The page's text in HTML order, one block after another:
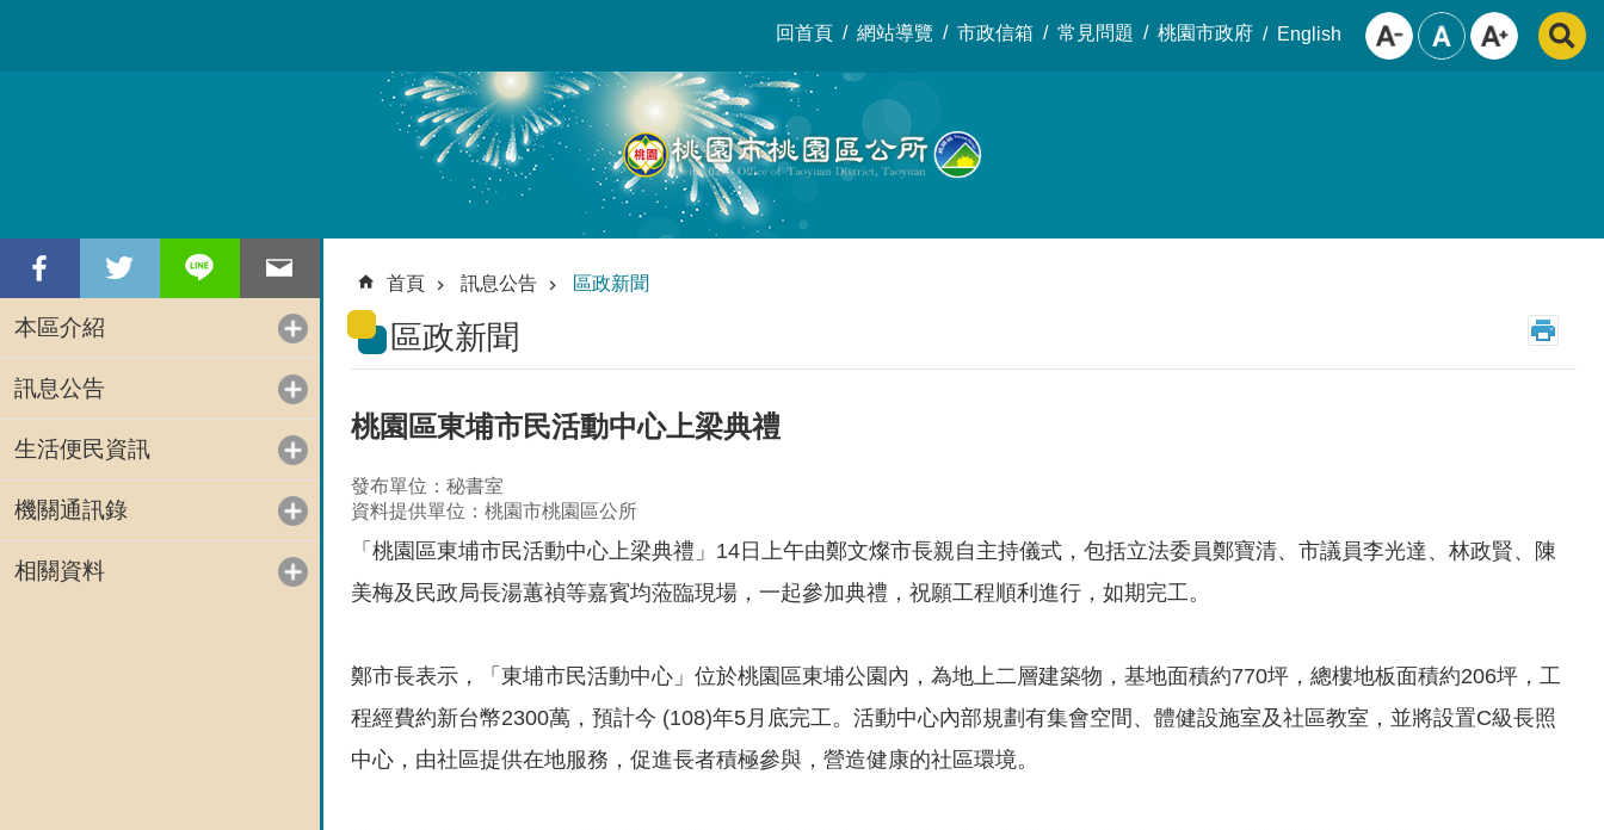
回首頁 網站導覽 市政信箱 常見問題 桃園市政府 English
本區介紹
訊息公告
生活便民資訊
機關通訊錄
相關資料
首頁 訊息公告 區政新聞
區政新聞
桃園區東埔市民活動中心上梁典禮
發布單位：秘書室
資料提供單位：桃園市桃園區公所
「桃園區東埔市民活動中心上梁典禮」14日上午由鄭文燦市長親自主持儀式，包括立法委員鄭寶清、市議員李光達、林政賢、陳
美梅及民政局長湯蕙禎等嘉賓均蒞臨現場，一起參加典禮，祝願工程順利進行，如期完工。
鄭市長表示，「東埔市民活動中心」位於桃園區東埔公園內，為地上二層建築物，基地面積約770坪，總樓地板面積約206坪，工
程經費約新台幣2300萬，預計今 (108)年5月底完工。活動中心內部規劃有集會空間、體健設施室及社區教室，並將設置C級長照
中心，由社區提供在地服務，促進長者積極參與，營造健康的社區環境。